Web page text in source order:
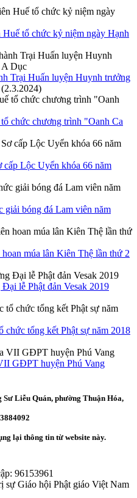
tổ chức kỷ niệm ngày Hạnh
Trại Huấn luyện Huynh trưởng
(2.3.2024)
chức chương trình "Oanh Ca
Lộc Uyển khóa 66 năm
bóng đá Lam viên năm
múa lân Kiên Thệ lần thứ 2
lễ Phật đản Vesak 2019
chức tổng kết Phật sự năm 2018
GĐPT huyện Phú Vang
Sư Liễu Quán, phường Thuận Hóa,
lại thông tin từ website này.
96153961
sự Giáo hội Phật giáo Việt Nam